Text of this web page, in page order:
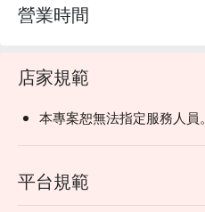
營業時間
店家規範
本專案恕無法指定服務人員。
平台規範